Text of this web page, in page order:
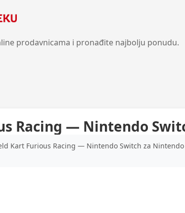
prodavnicama i pronađite najbolju ponudu.
Racing — Nintendo
Kart Furious Racing — Nintendo Switch za